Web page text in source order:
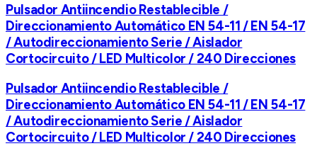
Pulsador Antiincendio Restablecible /
Direccionamiento Automático EN 54-11 / EN 54-17
/ Autodireccionamiento Serie / Aislador
Cortocircuito / LED Multicolor / 240 Direcciones
Pulsador Antiincendio Restablecible /
Direccionamiento Automático EN 54-11 / EN 54-17
/ Autodireccionamiento Serie / Aislador
Cortocircuito / LED Multicolor / 240 Direcciones